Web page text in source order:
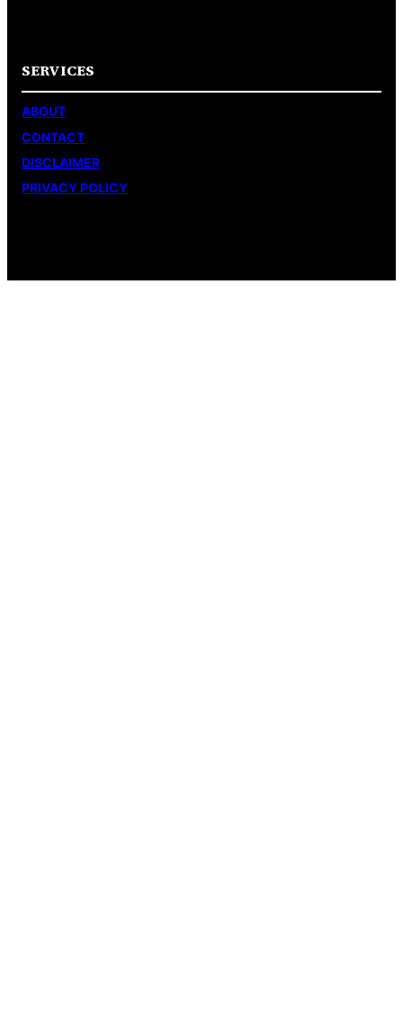
SERVICES
ABOUT
CONTACT
DISCLAIMER
PRIVACY POLICY